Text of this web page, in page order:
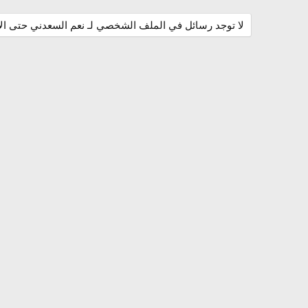
لا توجد رسائل في الملف الشخصي لـ نعم السعدني حتى